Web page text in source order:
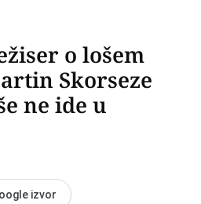
o lošem
Skorseze
ne ide u
izvor